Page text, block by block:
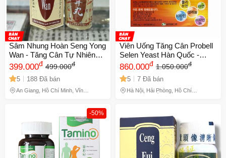
Sâm Nhung Hoàn Seng Yong
Wan - Tăng Cân Tự Nhiên
cho Người Gầy, Cải Thiện
Sức Khỏe, 20 Viên/Hộp, Xuất
Xứ Malaysia
399.000đ 499.000đ
5 188 Đã bán
An Giang, Hồ Chí Minh, Vĩnh
Viên Uống Tăng Cân Probell
Selen Yeast Hàn Quốc -
Vitamin Tổng Hợp 480 Viên
Hỗ Trợ Cân Bằng Dinh
Dưỡng và Năng Lượng
860.000đ 1.050.000đ
5 7 Đã bán
Hà Nội, Hải Phòng, Hồ Chí
-50%